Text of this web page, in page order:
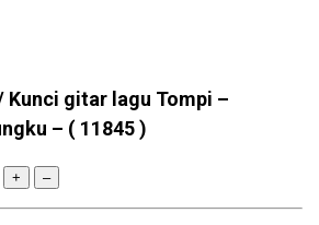
Kunci gitar lagu Tompi –
– ( 11845 )
+ –